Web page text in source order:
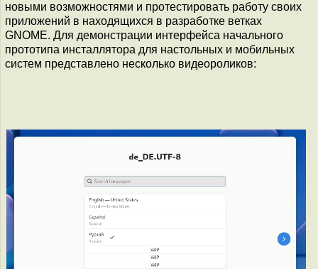
новыми возможностями и протестировать работу своих
приложений в находящихся в разработке ветках
GNOME. Для демонстрации интерфейса начального
прототипа инсталлятора для настольных и мобильных
систем представлено несколько видеороликов: